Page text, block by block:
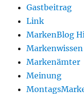
Gastbeitrag
Link
MarkenBlog
Markenwissen
Markenämter
Meinung